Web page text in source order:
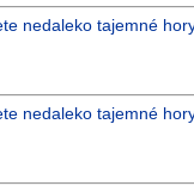
nedaleko tajemné
nedaleko tajemné